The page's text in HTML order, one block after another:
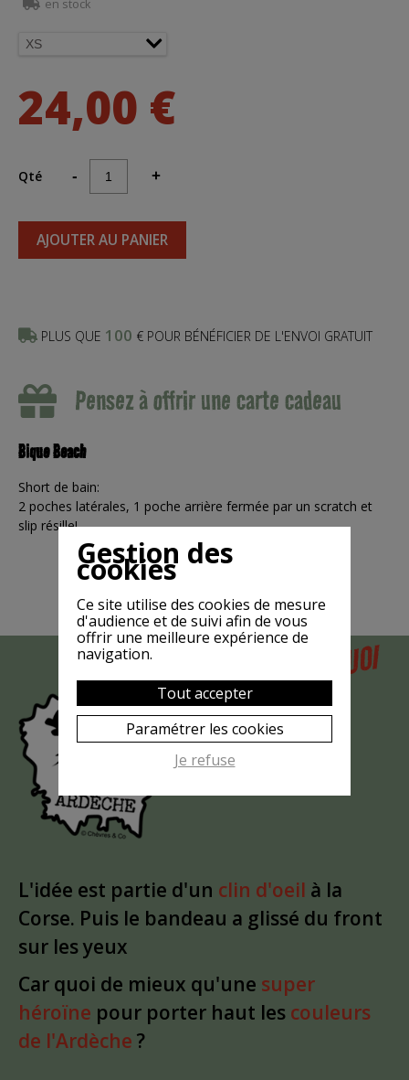
en stock
24,00 €
Qté - +
AJOUTER AU PANIER
PLUS QUE 100 € POUR BÉNÉFICIER DE L'ENVOI GRATUIT
Pensez à offrir une carte cadeau
Bique Beach
Short de bain:
2 poches latérales, 1 poche arrière fermée par un scratch et
slip résille!
MAISPOURQUOI
LA CHÈVRE
EST-ELLE
MASQUÉE ?
L'idée est partie d'un clin d'oeil à la
Corse. Puis le bandeau a glissé du front
sur les yeux
Car quoi de mieux qu'une super
héroïne pour porter haut les couleurs
de l'Ardèche ?
Gestion des
cookies
Ce site utilise des cookies de mesure
d'audience et de suivi afin de vous
offrir une meilleure expérience de
navigation.
Tout accepter
Paramétrer les cookies
Je refuse